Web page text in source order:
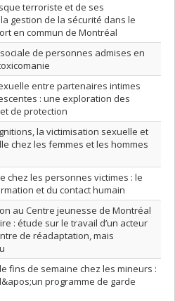
terroriste et de ses
gestion de la sécurité dans le
en commun de Montréal
de personnes admises en
entre partenaires intimes
: une exploration des
de protection
la victimisation sexuelle et
chez les femmes et les hommes
chez les personnes victimes : le
et du contact humain
au Centre jeunesse de Montréal
: étude sur le travail d’un acteur
de réadaptation, mais
fins de semaine chez les mineurs :
programme de garde